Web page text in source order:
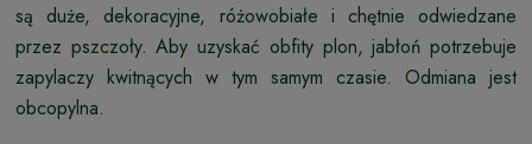
są duże, dekoracyjne, różowobiałe i chętnie odwiedzane
przez pszczoły. Aby uzyskać obfity plon, jabłoń potrzebuje
zapylaczy kwitnących w tym samym czasie. Odmiana jest
obcopylna.